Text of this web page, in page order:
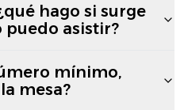
hago si surge
asistir?
mínimo,
mesa?